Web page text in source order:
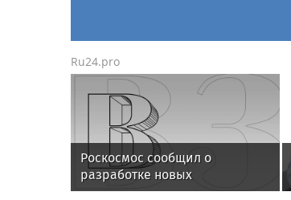
Ru24.pro
Роскосмос сообщил о
разработке новых
метеоспутников для